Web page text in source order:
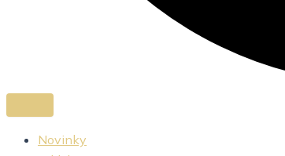
Novinky